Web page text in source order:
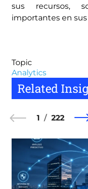
sus recursos,
importantes en
Topic
Analytics
Related
1 222